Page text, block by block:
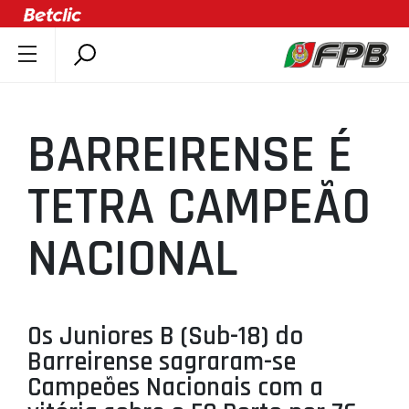
ÚLTIMAS
COMPETIÇÕES
ASSOCIAÇÕES
CLUBES
AGENTES
SELEÇÕES
MINIBASQUETE
BARREIRENSE É
TETRA CAMPEÃO
NACIONAL
Os Juniores B (Sub-18) do
Barreirense sagraram-se
Campeões Nacionais com a